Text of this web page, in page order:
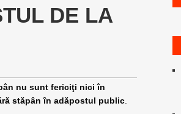
DE LA
nu sunt fericiţi nici în
stăpân în adăpostul public